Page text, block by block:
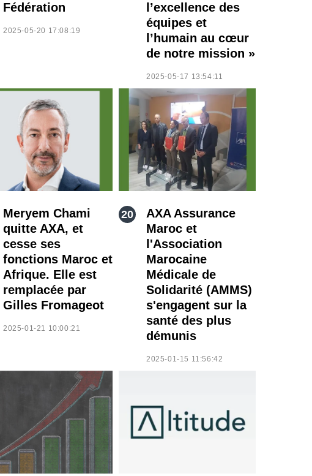
Fédération
2025-05-20 17:08:19
l’excellence des
équipes et
l’humain au cœur
de notre mission »
2025-05-17 13:54:11
Meryem Chami
quitte AXA, et
cesse ses
fonctions Maroc et
Afrique. Elle est
remplacée par
Gilles Fromageot
2025-01-21 10:00:21
AXA Assurance
Maroc et
l'Association
Marocaine
Médicale de
Solidarité (AMMS)
s'engagent sur la
santé des plus
démunis
2025-01-15 11:56:42